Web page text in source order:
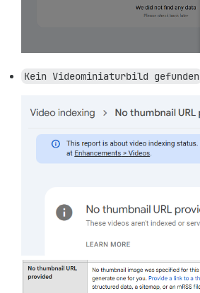
Kein Videominiaturbild gefunden